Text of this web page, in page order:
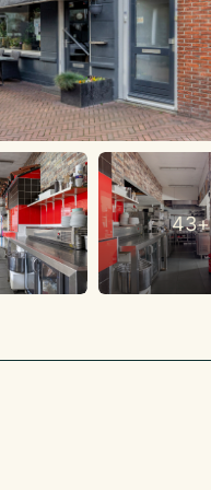
storten ter grootte van
verschuldigde
van de
van het
(CPI) reeks
door het Centraal
van de Raad voor
door de Nederlandse
43+